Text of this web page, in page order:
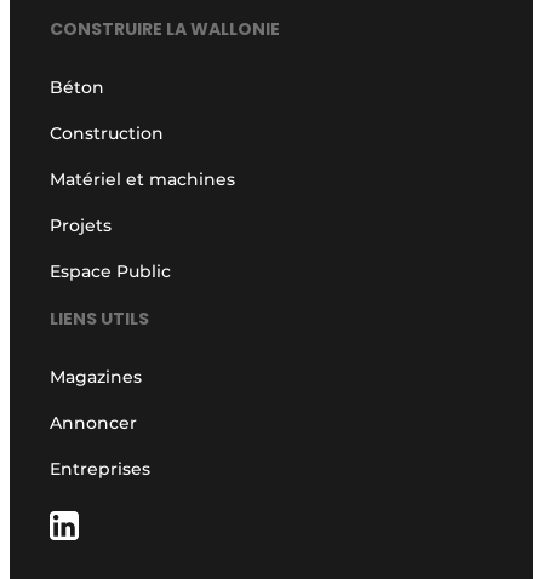
CONSTRUIRE LA WALLONIE
Béton
Construction
Matériel et machines
Projets
Espace Public
LIENS UTILS
Magazines
Annoncer
Entreprises